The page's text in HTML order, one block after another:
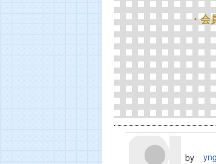
・会
by
LINE